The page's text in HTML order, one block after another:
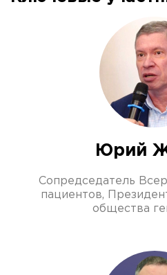
Юрий
Сопредседатель
пациентов,
общества